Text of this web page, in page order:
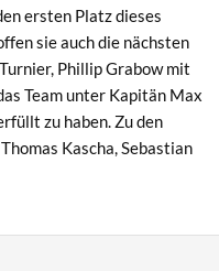
ersten Platz dieses
sie auch die nächsten
Phillip Grabow mit
Team unter Kapitän Max
zu haben. Zu den
Kascha, Sebastian